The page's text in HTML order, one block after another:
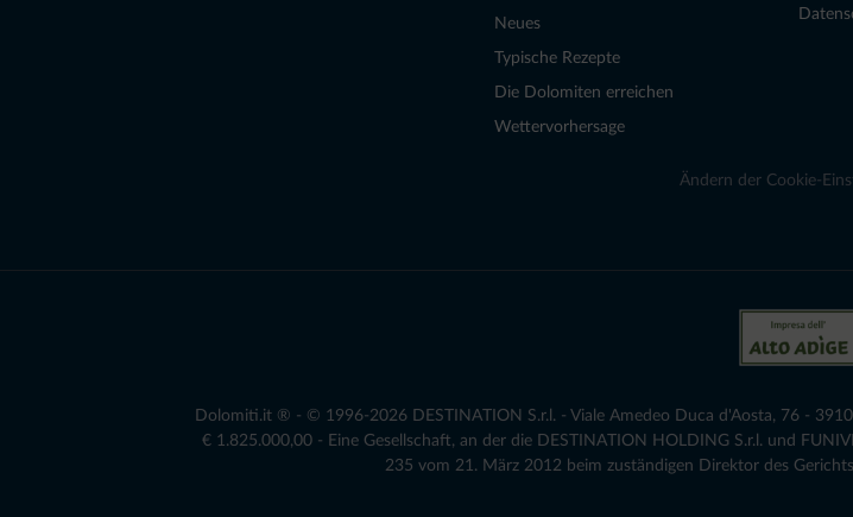
Neues
Typische Rezepte
Die Dolomiten erreichen
Wettervorhersage
Ändern der Cookie-
Dolomiti.it ® - © 1996-2026 DESTINATION S.r.l. - Viale Amedeo Duca d'Aosta, 76 -
€ 1.825.000,00 - Eine Gesellschaft, an der die DESTINATION HOLDING S.r.l. und
235 vom 21. März 2012 beim zuständigen Direktor des